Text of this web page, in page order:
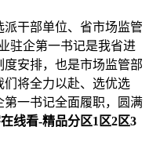
干部单位、省市场监管
驻企第一书记是我省进
安排，也是市场监管部
将全力以赴、选优选
一书记全面履职，圆满
在线看-精品分区1区2区3